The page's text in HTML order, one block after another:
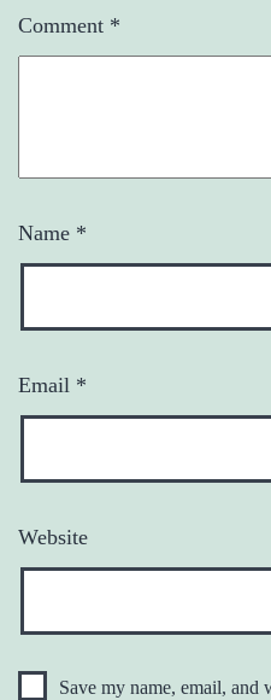
Comment *
Name *
Email *
Website
Save my name, email, and